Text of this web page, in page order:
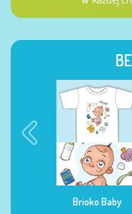
Brioko Baby